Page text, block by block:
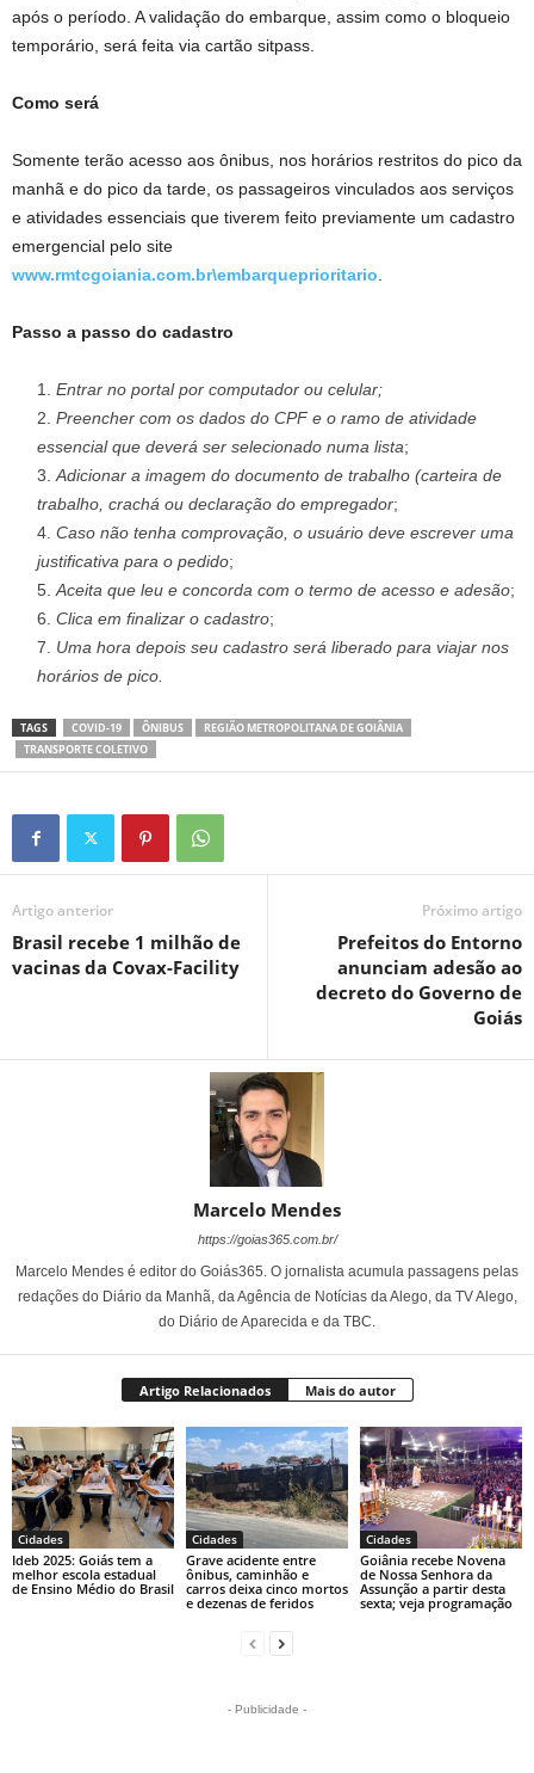
após o período. A validação do embarque, assim como o bloqueio
temporário, será feita via cartão sitpass.
Como será
Somente terão acesso aos ônibus, nos horários restritos do pico da
manhã e do pico da tarde, os passageiros vinculados aos serviços
e atividades essenciais que tiverem feito previamente um cadastro
emergencial pelo site
www.rmtcgoiania.com.br\embarqueprioritario.
Passo a passo do cadastro
Entrar no portal por computador ou celular;
Preencher com os dados do CPF e o ramo de atividade
essencial que deverá ser selecionado numa lista;
Adicionar a imagem do documento de trabalho (carteira de
trabalho, crachá ou declaração do empregador;
Caso não tenha comprovação, o usuário deve escrever uma
justificativa para o pedido;
Aceita que leu e concorda com o termo de acesso e adesão;
Clica em finalizar o cadastro;
Uma hora depois seu cadastro será liberado para viajar nos
horários de pico.
TAGS COVID-19 ÔNIBUS
REGIÃO METROPOLITANA DE GOIÂNIA
TRANSPORTE COLETIVO
Artigo anterior
Brasil recebe 1 milhão de
vacinas da Covax-Facility
Próximo artigo
Prefeitos do Entorno
anunciam adesão ao
decreto do Governo de
Goiás
Marcelo Mendes
https://goias365.com.br/
Marcelo Mendes é editor do Goiás365. O jornalista acumula passagens pelas
redações do Diário da Manhã, da Agência de Notícias da Alego, da TV Alego,
do Diário de Aparecida e da TBC.
Artigo Relacionados Mais do autor
Cidades
Ideb 2025: Goiás tem a
melhor escola estadual
de Ensino Médio do Brasil
Cidades
Grave acidente entre
ônibus, caminhão e
carros deixa cinco mortos
e dezenas de feridos
Cidades
Goiânia recebe Novena
de Nossa Senhora da
Assunção a partir desta
sexta; veja programação
- Publicidade -